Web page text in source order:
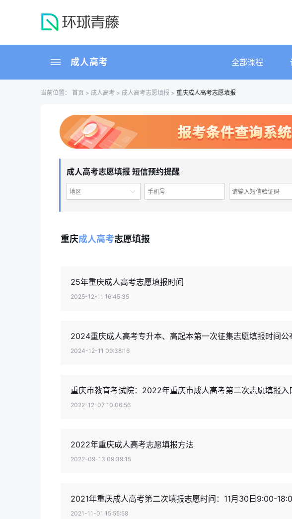
成人高考 全部课程
当前位置： 首页 > 成人高考 > 成人高考志愿填报 > 重庆成人高考志愿填报
成人高考志愿填报 短信预约提醒
地区
重庆成人高考志愿填报
25年重庆成人高考志愿填报时间
2025-12-11 16:45:35
2024重庆成人高考专升本、高起本第一次征集志愿填报时间公
2024-12-11 09:38:16
重庆市教育考试院：2022年重庆市成人高考第二次志愿填报入
2022-12-07 10:06:56
2022年重庆成人高考志愿填报方法
2022-09-13 09:39:15
2021年重庆成人高考第二次填报志愿时间：11月30日9:00-
2021-11-01 15:55:58